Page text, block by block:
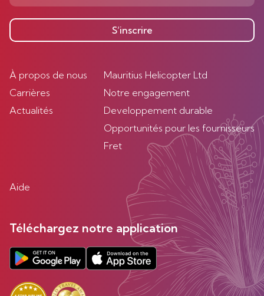
S’inscrire
À propos de nous
Carrières
Actualités
Mauritius Helicopter Ltd
Notre engagement
Developpement durable
Opportunités pour les fournisseurs
Fret
Aide
Téléchargez notre application